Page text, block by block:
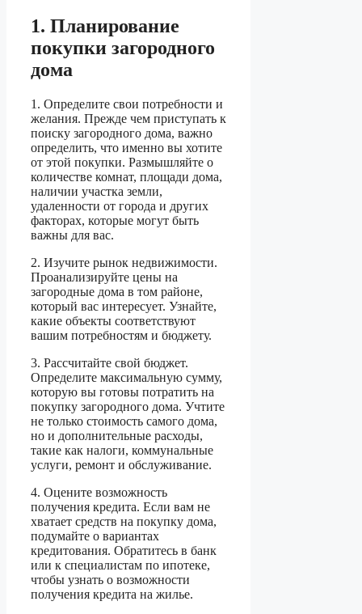
1. Планирование
покупки загородного
дома
1. Определите свои потребности и
желания. Прежде чем приступать к
поиску загородного дома, важно
определить, что именно вы хотите
от этой покупки. Размышляйте о
количестве комнат, площади дома,
наличии участка земли,
удаленности от города и других
факторах, которые могут быть
важны для вас.
2. Изучите рынок недвижимости.
Проанализируйте цены на
загородные дома в том районе,
который вас интересует. Узнайте,
какие объекты соответствуют
вашим потребностям и бюджету.
3. Рассчитайте свой бюджет.
Определите максимальную сумму,
которую вы готовы потратить на
покупку загородного дома. Учтите
не только стоимость самого дома,
но и дополнительные расходы,
такие как налоги, коммунальные
услуги, ремонт и обслуживание.
4. Оцените возможность
получения кредита. Если вам не
хватает средств на покупку дома,
подумайте о вариантах
кредитования. Обратитесь в банк
или к специалистам по ипотеке,
чтобы узнать о возможности
получения кредита на жилье.